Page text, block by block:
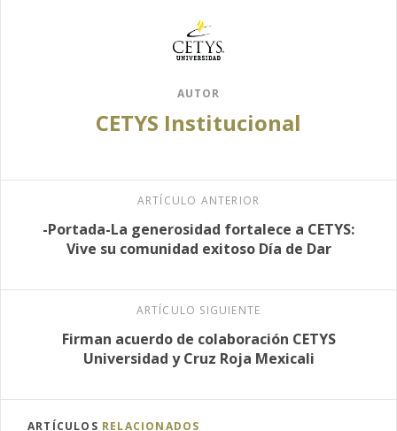
AUTOR
CETYS Institucional
ARTÍCULO ANTERIOR
-Portada-La generosidad fortalece a CETYS:
Vive su comunidad exitoso Día de Dar
ARTÍCULO SIGUIENTE
Firman acuerdo de colaboración CETYS
Universidad y Cruz Roja Mexicali
ARTÍCULOS RELACIONADOS